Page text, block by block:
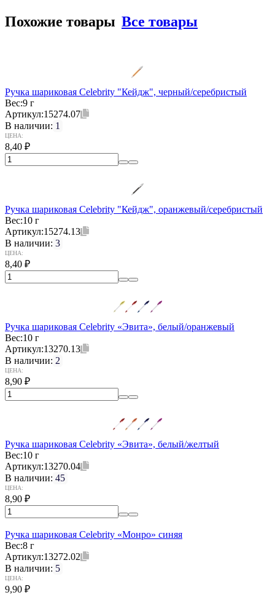
Похожие товары Все товары
Ручка шариковая Celebrity "Кейдж", черный/серебристый
Вес:9 г
Артикул:15274.07
В наличии: 1
ЦЕНА:
8,40 ₽
Ручка шариковая Celebrity "Кейдж", оранжевый/серебристый
Вес:10 г
Артикул:15274.13
В наличии: 3
ЦЕНА:
8,40 ₽
Ручка шариковая Celebrity «Эвита», белый/оранжевый
Вес:10 г
Артикул:13270.13
В наличии: 2
ЦЕНА:
8,90 ₽
Ручка шариковая Celebrity «Эвита», белый/желтый
Вес:10 г
Артикул:13270.04
В наличии: 45
ЦЕНА:
8,90 ₽
Ручка шариковая Celebrity «Монро» синяя
Вес:8 г
Артикул:13272.02
В наличии: 5
ЦЕНА:
9,90 ₽